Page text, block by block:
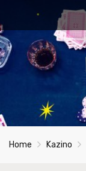
Home Kazino